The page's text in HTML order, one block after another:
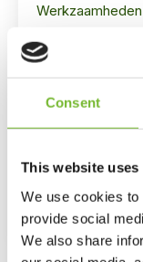
Consent
This website uses
We use cookies
provide social
We also share
Werkzaamheden
Onze
voor
Aanplanten/